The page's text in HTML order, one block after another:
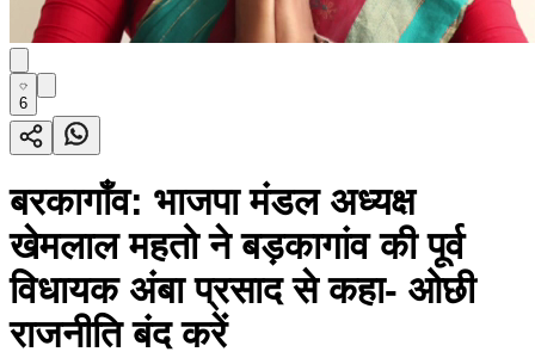
6
बरकागाँव: भाजपा मंडल अध्यक्ष
खेमलाल महतो ने बड़कागांव की पूर्व
विधायक अंबा प्रसाद से कहा- ओछी
राजनीति बंद करें